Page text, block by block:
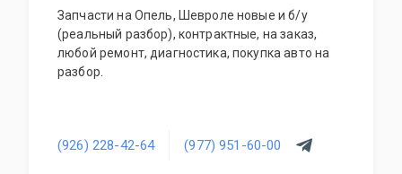
Запчасти на Опель, Шевроле новые и б/у
(реальный разбор), контрактные, на заказ,
любой ремонт, диагностика, покупка авто на
разбор.
(926) 228-42-64 (977) 951-60-00